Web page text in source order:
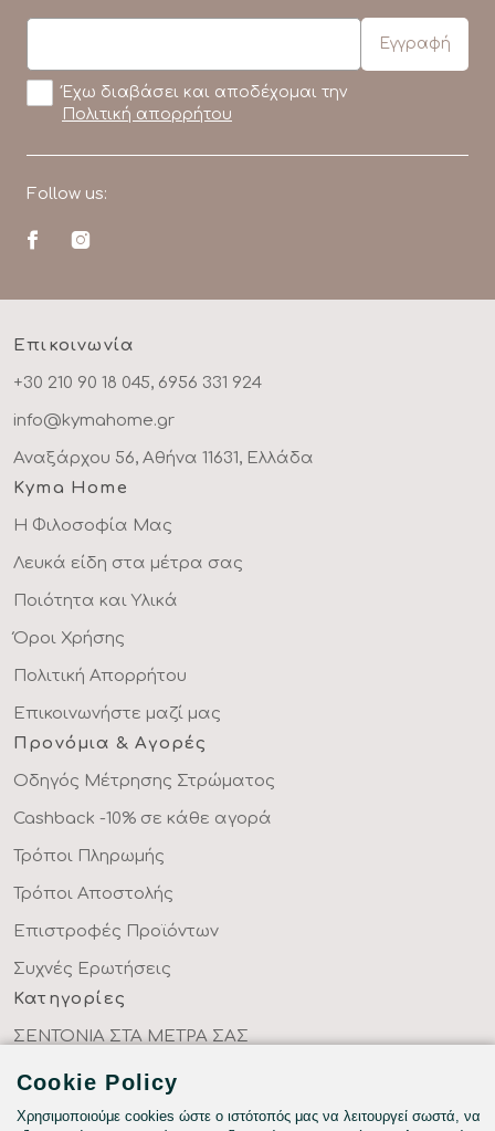
Έχω διαβάσει και αποδέχομαι την
Πολιτική απορρήτου
Follow us:
Επικοινωνία
+30 210 90 18 045, 6956 331 924
info@kymahome.gr
Αναξάρχου 56, Αθήνα 11631, Ελλάδα
Kyma Home
Η Φιλοσοφία Μας
Λευκά είδη στα μέτρα σας
Ποιότητα και Υλικά
Όροι Χρήσης
Πολιτική Απορρήτου
Επικοινωνήστε μαζί μας
Προνόμια & Αγορές
Οδηγός Μέτρησης Στρώματος
Cashback -10% σε κάθε αγορά
Τρόποι Πληρωμής
Τρόποι Αποστολής
Επιστροφές Προϊόντων
Συχνές Ερωτήσεις
Κατηγορίες
ΣΕΝΤΟΝΙΑ ΣΤΑ ΜΕΤΡΑ ΣΑΣ
ΥΦΑΣΜΑΤΑ ΜΕ ΤΟ ΜΕΤΡΟ
ΥΠΝΟΔΩΜΑΤΙΟ
Cookie Policy
Χρησιμοποιούμε cookies ώστε ο ιστότοπός μας να λειτουργεί σωστά, να